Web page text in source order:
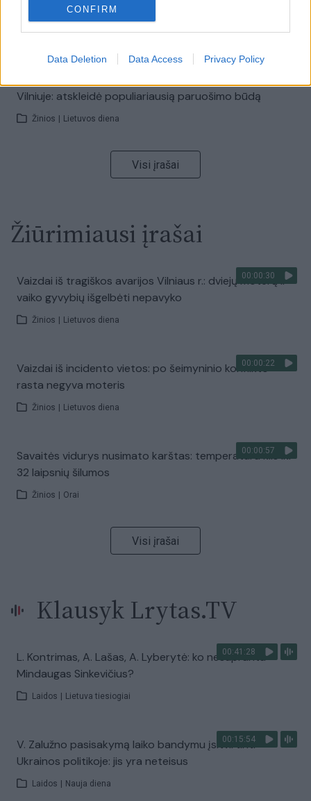
CONFIRM
Data Deletion Data Access Privacy Policy
Žinios | Lietuvos diena
Vilniuje: atskleidė populiariausią paruošimo būdą
Žinios Lietuvos diena
Visi įrašai
Žiūrimiausi įrašai
00:00:30
Vaizdai iš tragiškos avarijos Vilniaus r.: dviejų moterų ir
vaiko gyvybių išgelbėti nepavyko
Žinios Lietuvos diena
00:00:22
Vaizdai iš incidento vietos: po šeimyninio konflikto
rasta negyva moteris
Žinios Lietuvos diena
00:00:57
Savaitės vidurys nusimato karštas: temperatūra kils iki
32 laipsnių šilumos
Žinios Orai
Visi įrašai
Klausyk Lrytas.TV
00:41:28
L. Kontrimas, A. Lašas, A. Lyberytė: ko nesupranta
Mindaugas Sinkevičius?
Laidos Lietuva tiesiogiai
00:15:54
V. Zalužno pasisakymą laiko bandymu įsitvirtinti
Ukrainos politikoje: jis yra neteisus
Laidos Nauja diena